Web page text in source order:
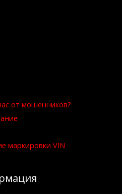
от мошенников?
маркировки VIN